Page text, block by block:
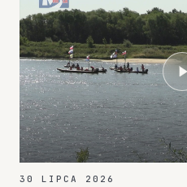
30 LIPCA 2026